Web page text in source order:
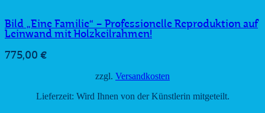
Bild „Eine Familie“ – Professionelle Reproduktion auf
Leinwand mit Holzkeilrahmen!
775,00 €
zzgl. Versandkosten
Lieferzeit: Wird Ihnen von der Künstlerin mitgeteilt.